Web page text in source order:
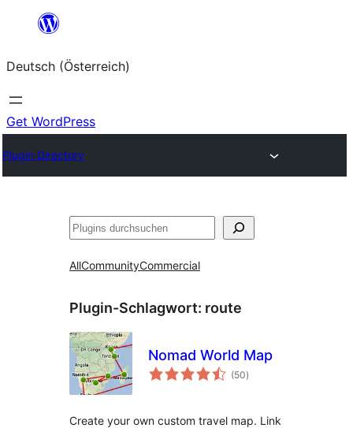
springen
Deutsch (Österreich)
Get WordPress
Plugin Directory
Suchen
AllCommunityCommercial
Plugin-Schlagwort: route
Nomad World Map
(50Bewertungen
gesamt
)
Create your own custom travel map. Link